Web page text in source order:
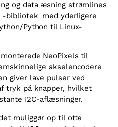
og datalæsning strømlines
bibliotek, med yderligere
Python til Linux-
NeoPixels til
akselencodere
giver lave pulser ved
tryk på knapper, hvilket
I2C-aflæsninger.
muliggør op til otte